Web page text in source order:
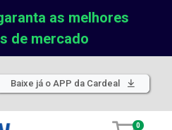
as melhores
de mercado
Baixe já o APP da Cardeal
0